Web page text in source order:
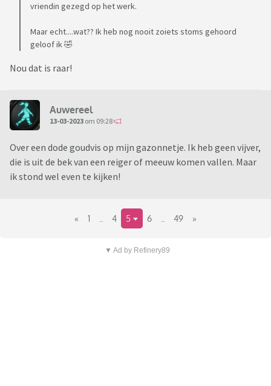
vriendin gezegd op het werk.
Maar echt....wat?? Ik heb nog nooit zoiets stoms gehoord
geloof ik 🤣
Nou dat is raar!
Auwereel
13-03-2023 om 09:28
Over een dode goudvis op mijn gazonnetje. Ik heb geen vijver,
die is uit de bek van een reiger of meeuw komen vallen. Maar
ik stond wel even te kijken!
« 1 4 5 6 49 »
▼ Ad by Refinery89